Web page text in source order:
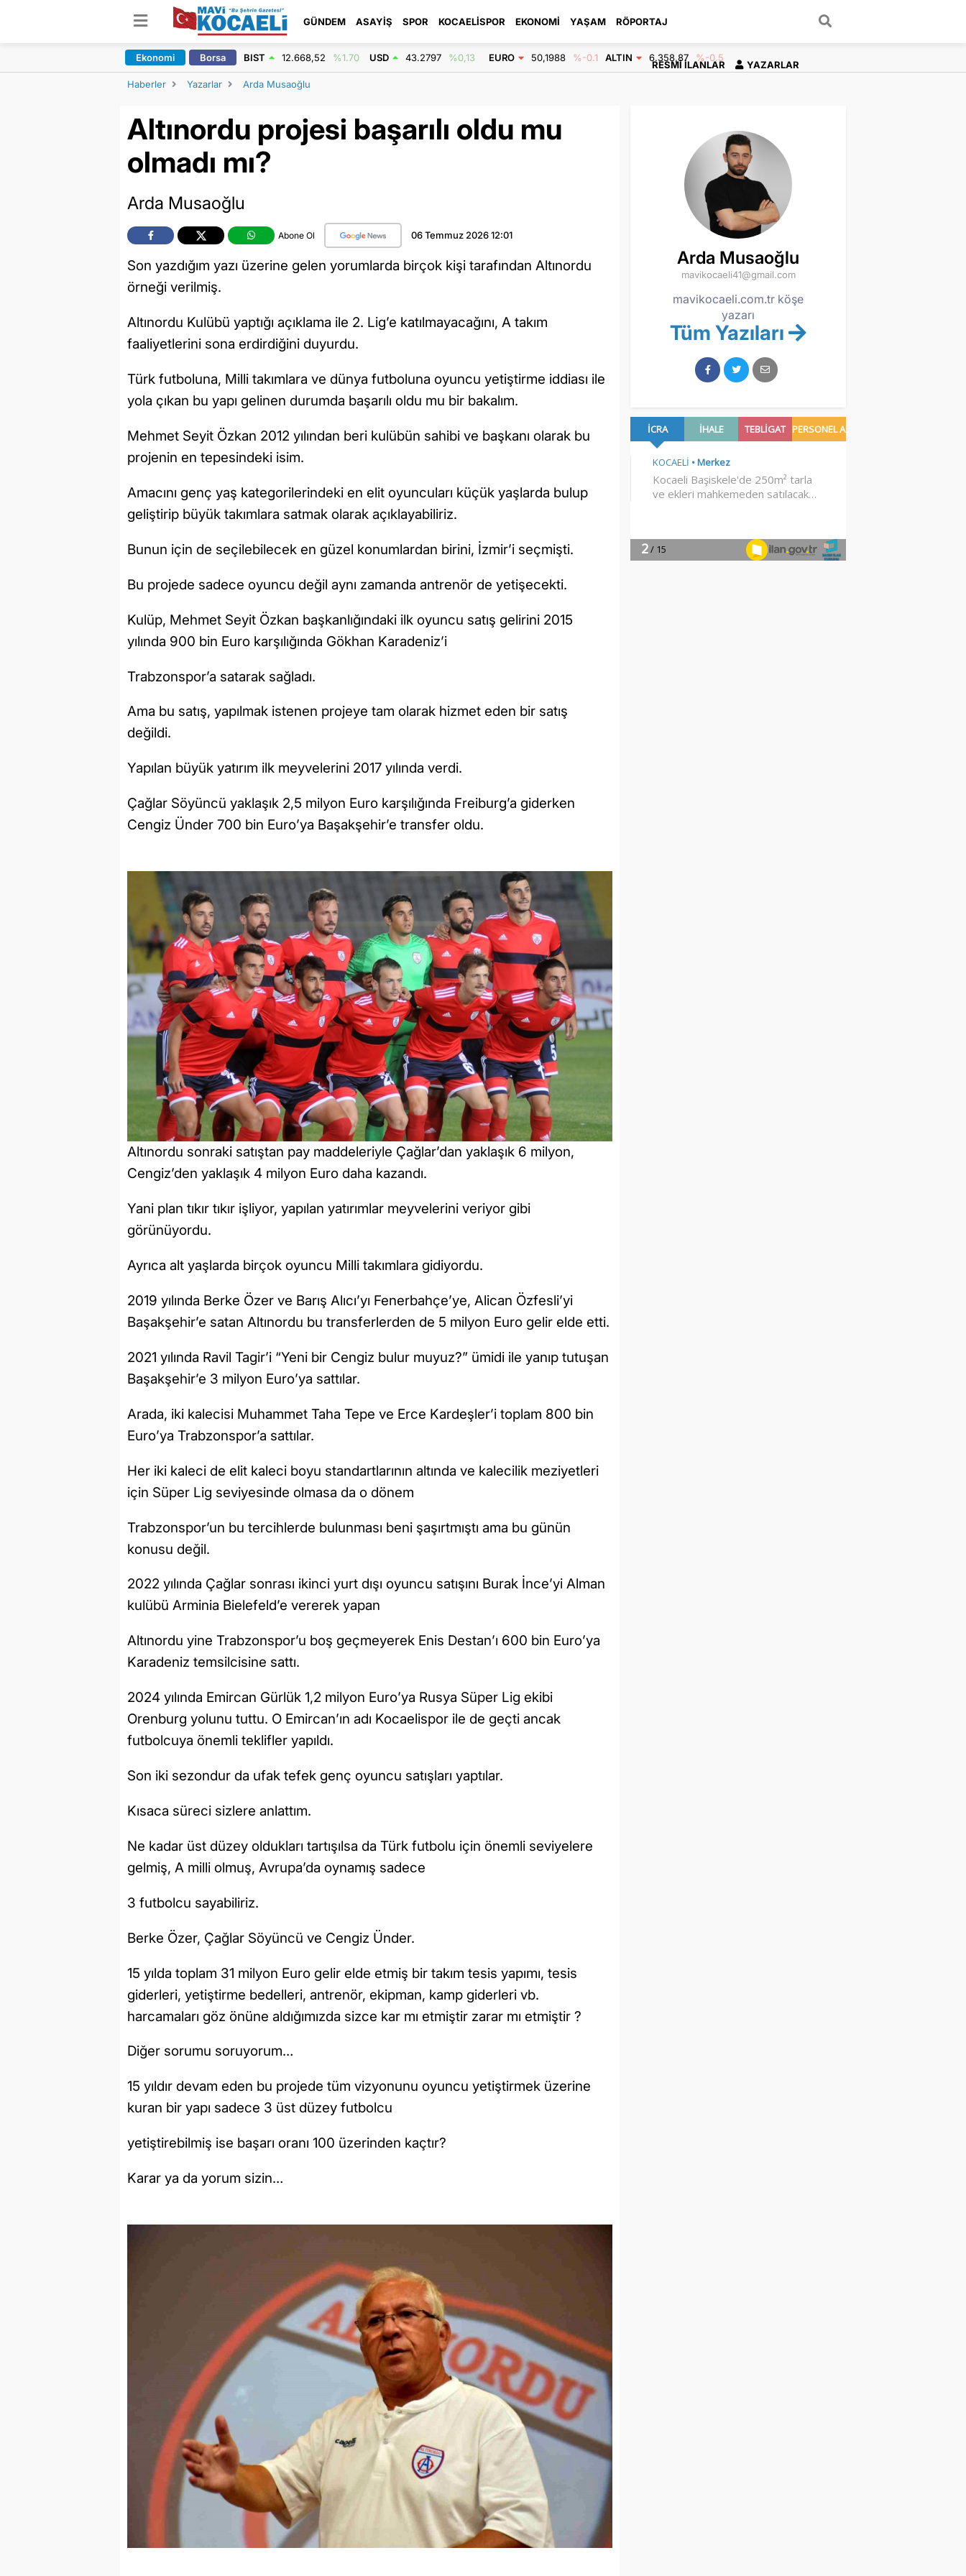
GÜNDEM ASAYIŞ SPOR KOCAELISPOR EKONOMI YAŞAM RÖPORTAJ
RESMI İLANLAR YAZARLAR
Ekonomi Borsa BIST 12.668,52 %1.70 USD 43.2797 %0,13 EURO 50,1988 %-0.1 ALTIN 6.358,87 %-0.5
Haberler Yazarlar Arda Musaoğlu
Altınordu projesi başarılı oldu mu
olmadı mı?
Arda Musaoğlu
Abone Ol 06 Temmuz 2026 12:01
Son yazdığım yazı üzerine gelen yorumlarda birçok kişi tarafından Altınordu
örneği verilmiş.
Altınordu Kulübü yaptığı açıklama ile 2. Lig’e katılmayacağını, A takım
faaliyetlerini sona erdirdiğini duyurdu.
Türk futboluna, Milli takımlara ve dünya futboluna oyuncu yetiştirme iddiası ile
yola çıkan bu yapı gelinen durumda başarılı oldu mu bir bakalım.
Mehmet Seyit Özkan 2012 yılından beri kulübün sahibi ve başkanı olarak bu
projenin en tepesindeki isim.
Amacını genç yaş kategorilerindeki en elit oyuncuları küçük yaşlarda bulup
geliştirip büyük takımlara satmak olarak açıklayabiliriz.
Bunun için de seçilebilecek en güzel konumlardan birini, İzmir’i seçmişti.
Bu projede sadece oyuncu değil aynı zamanda antrenör de yetişecekti.
Kulüp, Mehmet Seyit Özkan başkanlığındaki ilk oyuncu satış gelirini 2015
yılında 900 bin Euro karşılığında Gökhan Karadeniz’i
Trabzonspor’a satarak sağladı.
Ama bu satış, yapılmak istenen projeye tam olarak hizmet eden bir satış
değildi.
Yapılan büyük yatırım ilk meyvelerini 2017 yılında verdi.
Çağlar Söyüncü yaklaşık 2,5 milyon Euro karşılığında Freiburg’a giderken
Cengiz Ünder 700 bin Euro’ya Başakşehir’e transfer oldu.
Altınordu sonraki satıştan pay maddeleriyle Çağlar’dan yaklaşık 6 milyon,
Cengiz’den yaklaşık 4 milyon Euro daha kazandı.
Yani plan tıkır tıkır işliyor, yapılan yatırımlar meyvelerini veriyor gibi
görünüyordu.
Ayrıca alt yaşlarda birçok oyuncu Milli takımlara gidiyordu.
2019 yılında Berke Özer ve Barış Alıcı’yı Fenerbahçe’ye, Alican Özfesli’yi
Başakşehir’e satan Altınordu bu transferlerden de 5 milyon Euro gelir elde etti.
2021 yılında Ravil Tagir’i “Yeni bir Cengiz bulur muyuz?” ümidi ile yanıp tutuşan
Başakşehir’e 3 milyon Euro’ya sattılar.
Arada, iki kalecisi Muhammet Taha Tepe ve Erce Kardeşler’i toplam 800 bin
Euro’ya Trabzonspor’a sattılar.
Her iki kaleci de elit kaleci boyu standartlarının altında ve kalecilik meziyetleri
için Süper Lig seviyesinde olmasa da o dönem
Trabzonspor’un bu tercihlerde bulunması beni şaşırtmıştı ama bu günün
konusu değil.
2022 yılında Çağlar sonrası ikinci yurt dışı oyuncu satışını Burak İnce’yi Alman
kulübü Arminia Bielefeld’e vererek yapan
Altınordu yine Trabzonspor’u boş geçmeyerek Enis Destan’ı 600 bin Euro’ya
Karadeniz temsilcisine sattı.
2024 yılında Emircan Gürlük 1,2 milyon Euro’ya Rusya Süper Lig ekibi
Orenburg yolunu tuttu. O Emircan’ın adı Kocaelispor ile de geçti ancak
futbolcuya önemli teklifler yapıldı.
Son iki sezondur da ufak tefek genç oyuncu satışları yaptılar.
Kısaca süreci sizlere anlattım.
Ne kadar üst düzey oldukları tartışılsa da Türk futbolu için önemli seviyelere
gelmiş, A milli olmuş, Avrupa’da oynamış sadece
3 futbolcu sayabiliriz.
Berke Özer, Çağlar Söyüncü ve Cengiz Ünder.
15 yılda toplam 31 milyon Euro gelir elde etmiş bir takım tesis yapımı, tesis
giderleri, yetiştirme bedelleri, antrenör, ekipman, kamp giderleri vb.
harcamaları göz önüne aldığımızda sizce kar mı etmiştir zarar mı etmiştir ?
Diğer sorumu soruyorum…
15 yıldır devam eden bu projede tüm vizyonunu oyuncu yetiştirmek üzerine
kuran bir yapı sadece 3 üst düzey futbolcu
yetiştirebilmiş ise başarı oranı 100 üzerinden kaçtır?
Karar ya da yorum sizin…
Arda Musaoğlu
mavikocaeli41@gmail.com
mavikocaeli.com.tr köşe
yazarı
Tüm Yazıları